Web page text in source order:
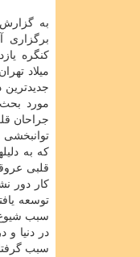
به
برگزاری
میلاد
مورد
جراحان
توانبخشی
كه به
قلبی
كار دور
توسعه
سبب شیوع
در دنیا
سبب